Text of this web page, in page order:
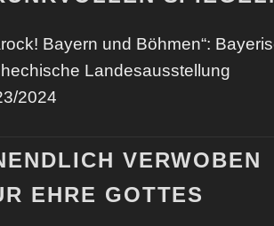
Bayern und Böhmen“:
Landesausstellung
2024
VERWOBEN
EHRE GOTTES